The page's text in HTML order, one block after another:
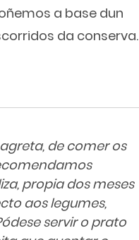
a base dun
da conserva.
de comer os
propia dos meses
aos legumes,
servir o prato